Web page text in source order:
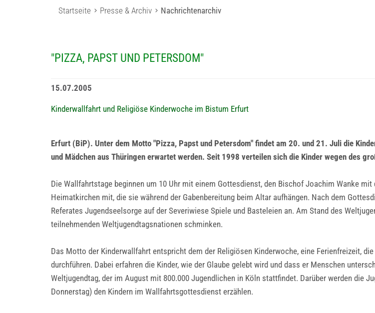
Startseite Presse & Archiv Nachrichtenarchiv
"PIZZA, PAPST UND PETERSDOM"
15.07.2005
Kinderwallfahrt und Religiöse Kinderwoche im Bistum Erfurt
Erfurt (BiP). Unter dem Motto "Pizza, Papst und Petersdom" findet am 20. und 21. Juli die
und Mädchen aus Thüringen erwartet werden. Seit 1998 verteilen sich die Kinder wegen des
Die Wallfahrtstage beginnen um 10 Uhr mit einem Gottesdienst, den Bischof Joachim Wanke
Heimatkirchen mit, die sie während der Gabenbereitung beim Altar aufhängen. Nach dem
Referates Jugendseelsorge auf der Severiwiese Spiele und Basteleien an. Am Stand des
teilnehmenden Weltjugendtagsnationen schminken.
Das Motto der Kinderwallfahrt entspricht dem der Religiösen Kinderwoche, eine Ferienfreizeit,
durchführen. Dabei erfahren die Kinder, wie der Glaube gelebt wird und dass er Menschen
Weltjugendtag, der im August mit 800.000 Jugendlichen in Köln stattfindet. Darüber werden die
Donnerstag) den Kindern im Wallfahrtsgottesdienst erzählen.